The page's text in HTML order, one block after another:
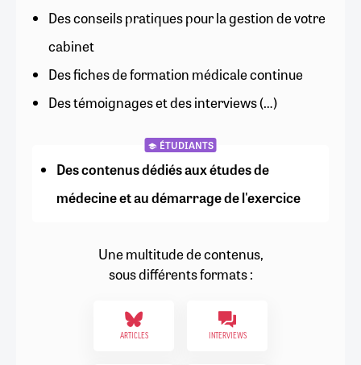
Des conseils pratiques pour la gestion de votre
cabinet
Des fiches de formation médicale continue
Des témoignages et des interviews (…)
ÉTUDIANTS
Des contenus dédiés aux études de
médecine et au démarrage de l'exercice
Une multitude de contenus,
sous différents formats :
ARTICLES INTERVIEWS